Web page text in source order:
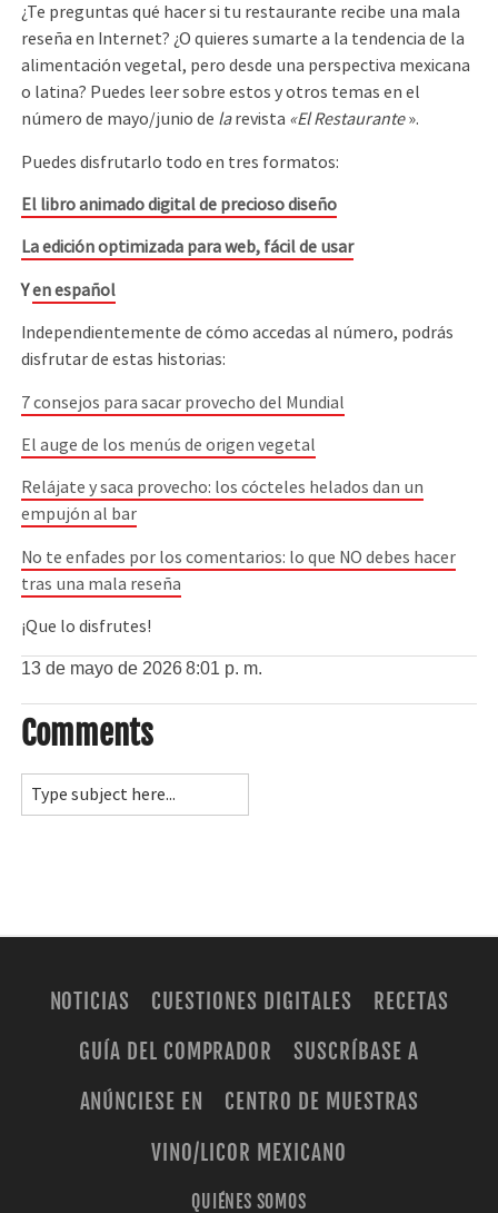
¿Te preguntas qué hacer si tu restaurante recibe una mala
reseña en Internet? ¿O quieres sumarte a la tendencia de la
alimentación vegetal, pero desde una perspectiva mexicana
o latina? Puedes leer sobre estos y otros temas en el
número de mayo/junio de larevista «El Restaurante».
Puedes disfrutarlo todo en tres formatos:
El libro animado digital de precioso diseño
La edición optimizada para web, fácil de usar
Yen español
Independientemente de cómo accedas al número, podrás
disfrutar de estas historias:
7 consejos para sacar provecho del Mundial
El auge de los menús de origen vegetal
Relájate y saca provecho: los cócteles helados dan un
empujón al bar
No te enfades por los comentarios: lo que NO debes hacer
tras una mala reseña
¡Que lo disfrutes!
13 de mayo de 20268:01 p. m.
Comments
NOTICIAS CUESTIONES DIGITALES
RECETAS
GUÍA DEL COMPRADOR
SUSCRÍBASE A
ANÚNCIESE EN
CENTRO DE MUESTRAS
VINO/LICOR MEXICANO
QUIÉNES SOMOS